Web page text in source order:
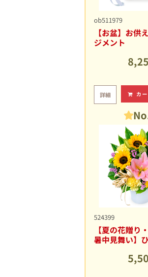
ob511979
【お盆】お供
ジメント
詳細 カ
524399
【夏の花贈り
暑中見舞い】